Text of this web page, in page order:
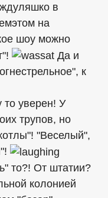
в
на
шоу можно
Да и
к
то уверен! У
трупов, но
"Веселый",
то?! От штатии?
колонией